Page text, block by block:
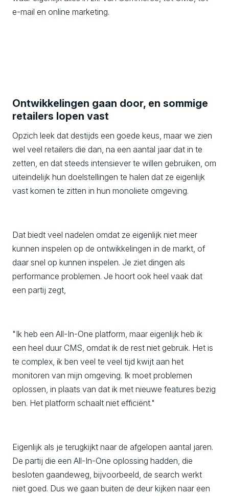
e-mail en online marketing.
Ontwikkelingen gaan door, en sommige
retailers lopen vast
Opzich leek dat destijds een goede keus, maar we zien
wel veel retailers die dan, na een aantal jaar dat in te
zetten, en dat steeds intensiever te willen gebruiken, om
uiteindelijk hun doelstellingen te halen dat ze eigenlijk
vast komen te zitten in hun monoliete omgeving.
Dat biedt veel nadelen omdat ze eigenlijk niet meer
kunnen inspelen op de ontwikkelingen in de markt, of
daar snel op kunnen inspelen. Je ziet dingen als
performance problemen. Je hoort ook heel vaak dat
een partij zegt,
"Ik heb een All-In-One platform, maar eigenlijk heb ik
een heel duur CMS, omdat ik de rest niet gebruik. Het is
te complex, ik ben veel te veel tijd kwijt aan het
monitoren van mijn omgeving. Ik moet problemen
oplossen, in plaats van dat ik met nieuwe features bezig
ben. Het platform schaalt niet efficiënt."
Eigenlijk als je terugkijkt naar de afgelopen aantal jaren.
De partij die een All-In-One oplossing hadden, die
besloten gaandeweg, bijvoorbeeld, de search werkt
niet goed. Dus we gaan buiten de deur kijken naar een